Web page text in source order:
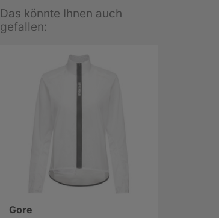
Das könnte Ihnen auch
gefallen:
Gore